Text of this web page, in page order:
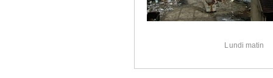
Lundi matin